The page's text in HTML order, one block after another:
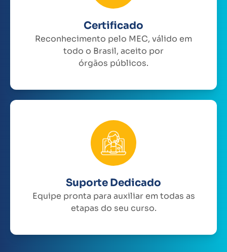
Certificado
Reconhecimento pelo MEC, válido em
todo o Brasil, aceito por
órgãos públicos.
Suporte Dedicado
Equipe pronta para auxiliar em todas as
etapas do seu curso.